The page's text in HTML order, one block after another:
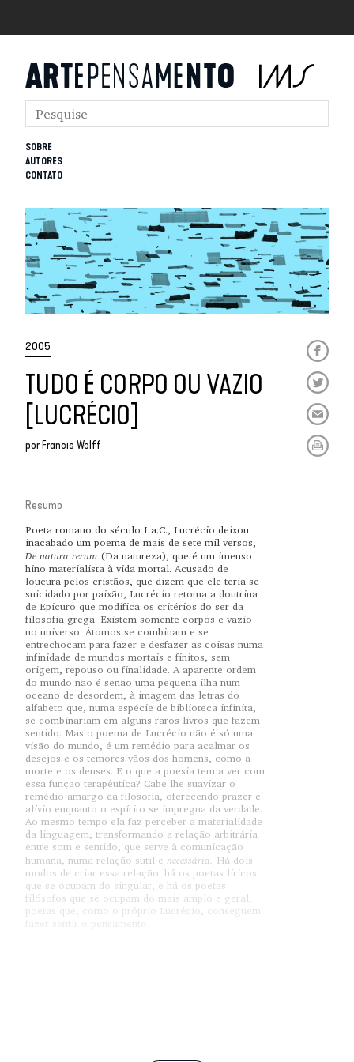
SOBRE
AUTORES
CONTATO
2005
TUDO É CORPO OU VAZIO
[LUCRÉCIO]
porFrancis Wolff
Resumo
Poeta romano do século I a.C., Lucrécio deixou
inacabado um poema de mais de sete mil versos,
De natura rerum (Da natureza), que é um imenso
hino materialista à vida mortal. Acusado de
loucura pelos cristãos, que dizem que ele teria se
suicidado por paixão, Lucrécio retoma a doutrina
de Epicuro que modifica os critérios do ser da
filosofia grega. Existem somente corpos e vazio
no universo. Átomos se combinam e se
entrechocam para fazer e desfazer as coisas numa
infinidade de mundos mortais e finitos, sem
origem, repouso ou finalidade. A aparente ordem
do mundo não é senão uma pequena ilha num
oceano de desordem, à imagem das letras do
alfabeto que, numa espécie de biblioteca infinita,
se combinariam em alguns raros livros que fazem
sentido. Mas o poema de Lucrécio não é só uma
visão do mundo, é um remédio para acalmar os
desejos e os temores vãos dos homens, como a
morte e os deuses. E o que a poesia tem a ver com
essa função terapêutica? Cabe-lhe suavizar o
remédio amargo da filosofia, oferecendo prazer e
alívio enquanto o espírito se impregna da verdade.
Ao mesmo tempo ela faz perceber a materialidade
da linguagem, transformando a relação arbitrária
entre som e sentido, que serve à comunicação
humana, numa relação sutil e necessária. Há dois
modos de criar essa relação: há os poetas líricos
que se ocupam do singular, e há os poetas
filósofos que se ocupam do mais amplo e geral,
poetas que, como o próprio Lucrécio, conseguem